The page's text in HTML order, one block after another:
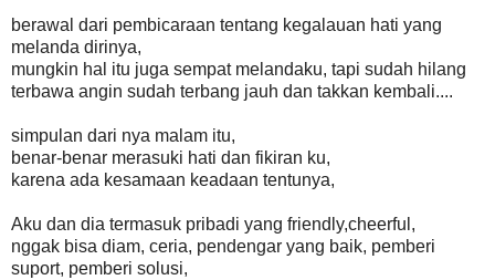
berawal dari pembicaraan tentang kegalauan hati yang
melanda dirinya,
mungkin hal itu juga sempat melandaku, tapi sudah hilang
terbawa angin sudah terbang jauh dan takkan kembali....
simpulan dari nya malam itu,
benar-benar merasuki hati dan fikiran ku,
karena ada kesamaan keadaan tentunya,
Aku dan dia termasuk pribadi yang friendly,cheerful,
nggak bisa diam, ceria, pendengar yang baik, pemberi
suport, pemberi solusi,